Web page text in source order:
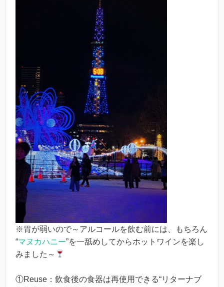
※胃が弱いので～アルコールを飲む前には、もちろん
“マヌカハニー”を一舐めしてからホットワインを楽し
みました～
①Reuse：飲食後の食器は再使用できる“リターナブ